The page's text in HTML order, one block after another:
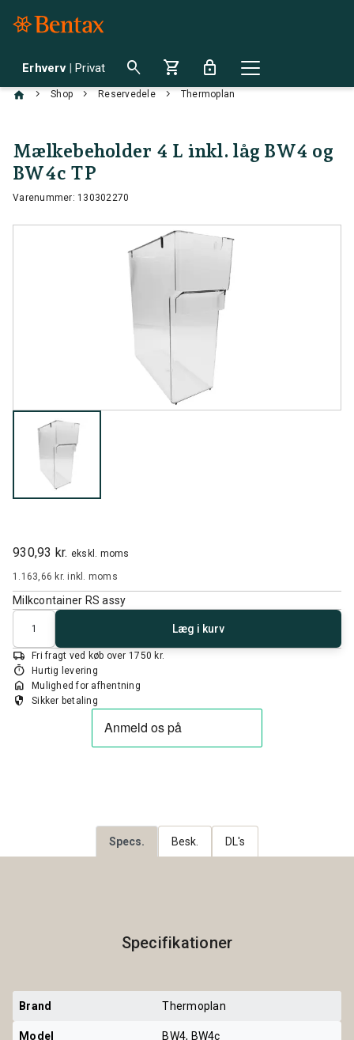
Erhverv | Privat search shopping_cart lock
chevron_right Shop chevron_right Reservedele chevron_right Thermoplan
Mælkebeholder 4 L inkl. låg BW4 og
BW4c TP
Varenummer: 130302270
930,93 kr. ekskl. moms
1.163,66 kr.inkl. moms
Milkcontainer RS assy
Antal
Læg i kurv
local_shipping Fri fragt ved køb over 1750 kr.
timer Hurtig levering
home Mulighed for afhentning
security Sikker betaling
Specs. Besk. DL's
Specifikationer
Brand Thermoplan
Model BW4, BW4c